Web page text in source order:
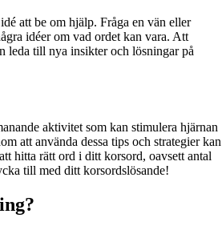
att be om hjälp. Fråga en vän eller
idéer om vad ordet kan vara. Att
leda till nya insikter och lösningar på
aktivitet som kan stimulera hjärnan
att använda dessa tips och strategier kan
hitta rätt ord i ditt korsord, oavsett antal
till med ditt korsordslösande!